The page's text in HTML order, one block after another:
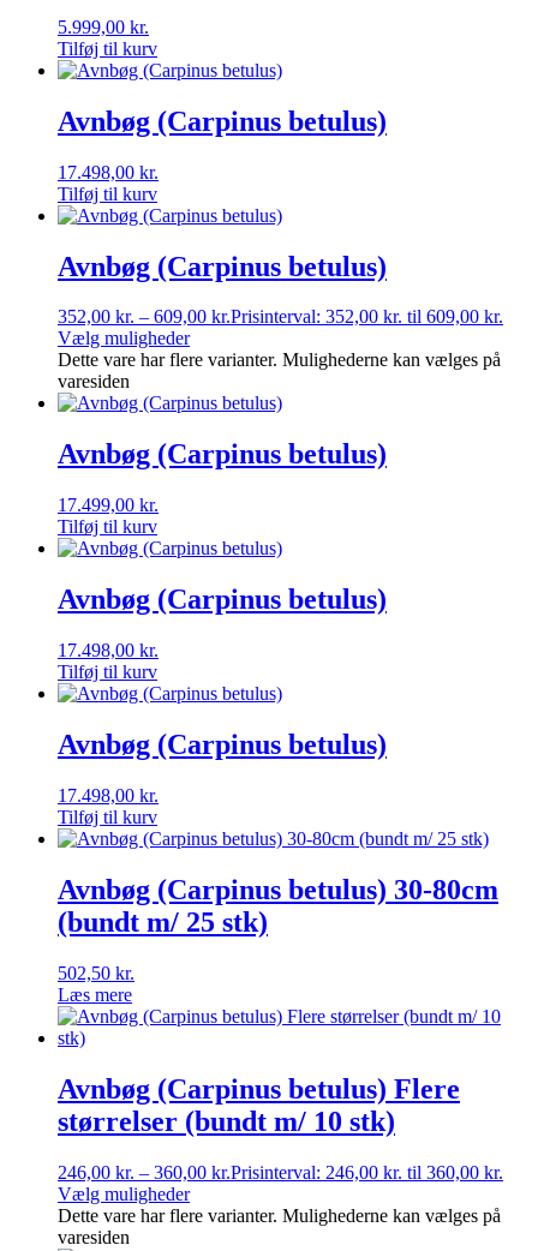
5.999,00 kr.
Tilføj til kurv
Avnbøg (Carpinus betulus)
17.498,00 kr.
Tilføj til kurv
Avnbøg (Carpinus betulus)
352,00 kr. – 609,00 kr.Prisinterval: 352,00 kr. til 609,00 kr.
Vælg muligheder
Dette vare har flere varianter. Mulighederne kan vælges på
varesiden
Avnbøg (Carpinus betulus)
17.499,00 kr.
Tilføj til kurv
Avnbøg (Carpinus betulus)
17.498,00 kr.
Tilføj til kurv
Avnbøg (Carpinus betulus)
17.498,00 kr.
Tilføj til kurv
Avnbøg (Carpinus betulus) 30-80cm
(bundt m/ 25 stk)
502,50 kr.
Læs mere
Avnbøg (Carpinus betulus) Flere
størrelser (bundt m/ 10 stk)
246,00 kr. – 360,00 kr.Prisinterval: 246,00 kr. til 360,00 kr.
Vælg muligheder
Dette vare har flere varianter. Mulighederne kan vælges på
varesiden